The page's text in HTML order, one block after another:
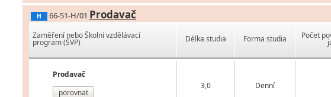
H 66-51-H/01 Prodavač
Zaměření nebo Školní vzdělávací
program (ŠVP)
Prodavač
porovnat
Délka studia Forma studia Počet
3,0 Denní